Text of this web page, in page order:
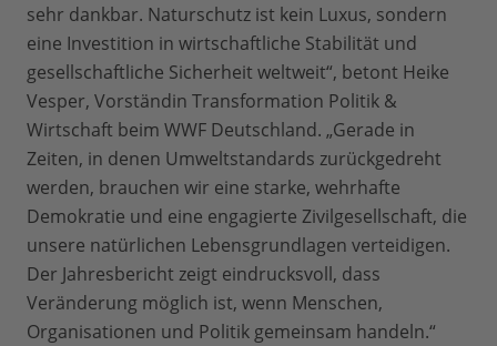
sehr dankbar. Naturschutz ist kein Luxus, sondern
eine Investition in wirtschaftliche Stabilität und
gesellschaftliche Sicherheit weltweit“, betont Heike
Vesper, Vorständin Transformation Politik &
Wirtschaft beim WWF Deutschland. „Gerade in
Zeiten, in denen Umweltstandards zurückgedreht
werden, brauchen wir eine starke, wehrhafte
Demokratie und eine engagierte Zivilgesellschaft, die
unsere natürlichen Lebensgrundlagen verteidigen.
Der Jahresbericht zeigt eindrucksvoll, dass
Veränderung möglich ist, wenn Menschen,
Organisationen und Politik gemeinsam handeln.“